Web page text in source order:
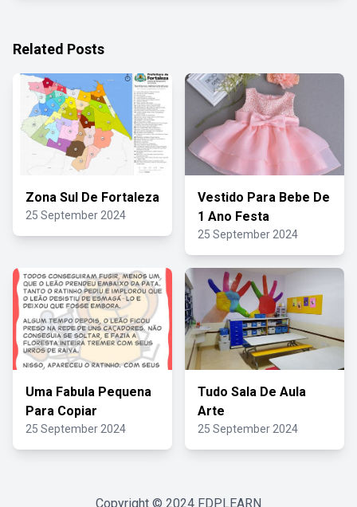
Related Posts
Zona Sul De Fortaleza
25 September 2024
Vestido Para Bebe De
1 Ano Festa
25 September 2024
Uma Fabula Pequena
Para Copiar
25 September 2024
Tudo Sala De Aula
Arte
25 September 2024
Copyright © 2024 FDPLEARN